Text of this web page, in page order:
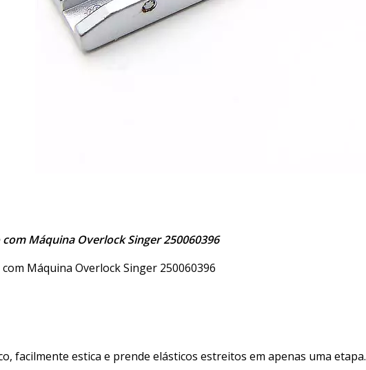
Máquina Overlock Singer 250060396
Máquina Overlock Singer 250060396
facilmente estica e prende elásticos estreitos em apenas uma etapa.